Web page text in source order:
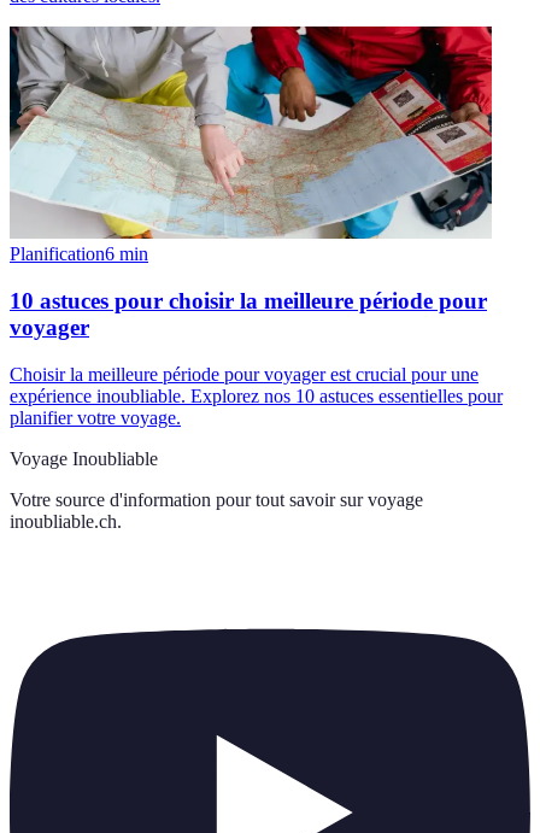
Planification6 min
10 astuces pour choisir la meilleure période pour
voyager
Choisir la meilleure période pour voyager est crucial pour une
expérience inoubliable. Explorez nos 10 astuces essentielles pour
planifier votre voyage.
Voyage Inoubliable
Votre source d'information pour tout savoir sur voyage
inoubliable.ch.